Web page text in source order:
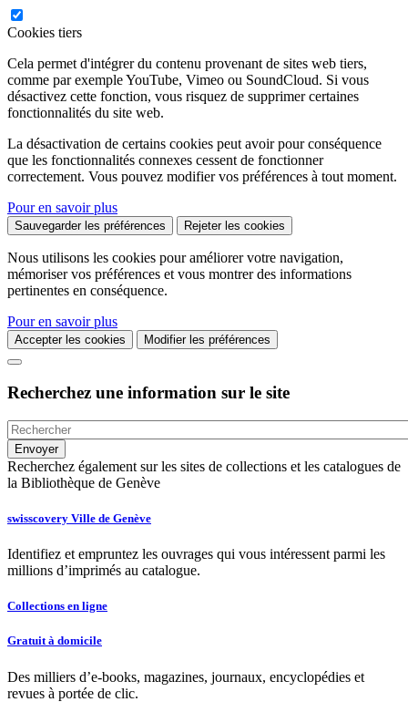
Cookies tiers
Cela permet d'intégrer du contenu provenant de sites web tiers,
comme par exemple YouTube, Vimeo ou SoundCloud. Si vous
désactivez cette fonction, vous risquez de supprimer certaines
fonctionnalités du site web.
La désactivation de certains cookies peut avoir pour conséquence
que les fonctionnalités connexes cessent de fonctionner
correctement. Vous pouvez modifier vos préférences à tout moment.
Pour en savoir plus
Sauvegarder les préférences Rejeter les cookies
Nous utilisons les cookies pour améliorer votre navigation,
mémoriser vos préférences et vous montrer des informations
pertinentes en conséquence.
Pour en savoir plus
Accepter les cookies Modifier les préférences
Recherchez une information sur le site
Recherchez également sur les sites de collections et les catalogues de
la Bibliothèque de Genève
swisscovery Ville de Genève
Identifiez et empruntez les ouvrages qui vous intéressent parmi les
millions d’imprimés au catalogue.
Collections en ligne
Gratuit à domicile
Des milliers d’e-books, magazines, journaux, encyclopédies et
revues à portée de clic.